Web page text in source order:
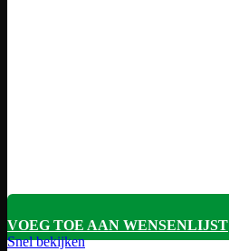
VOEG TOE AAN WENSENLIJST
Snel bekijken